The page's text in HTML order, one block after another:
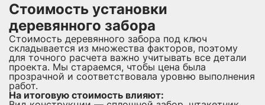
Стоимость установки
деревянного забора
Стоимость деревянного забора под ключ
складывается из множества факторов, поэтому
для точного расчета важно учитывать все детали
проекта. Мы стараемся, чтобы цена была
прозрачной и соответствовала уровню выполнения
работ.
На итоговую стоимость влияют: